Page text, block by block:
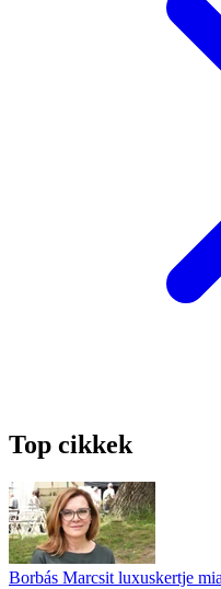
Top cikkek
Borbás Marcsit luxuskertje